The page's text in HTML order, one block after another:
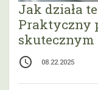
Jak działa
Praktyczny
access_time 08.22.2025